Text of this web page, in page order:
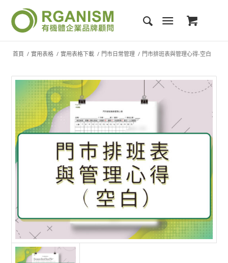
首頁 / 實用表格 / 實用表格下載 / 門市日常管理 / 門市排班表與管理心得-空白